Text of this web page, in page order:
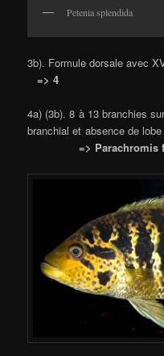
Petenia splendida
3b). Formule
=> 4
4a) (3b). 8 à 13 branchies
branchial et absence de
=> Parachromis